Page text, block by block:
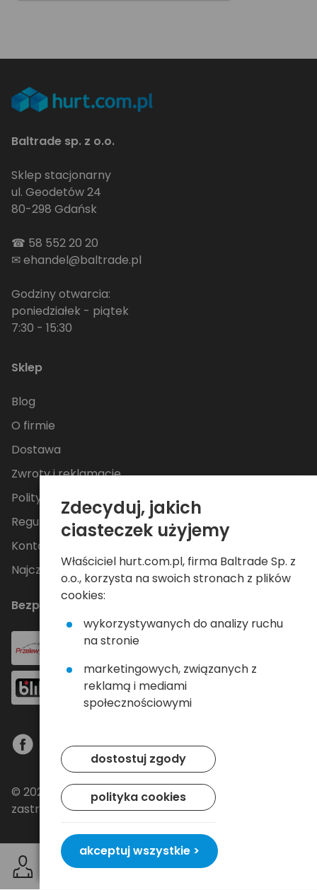
Baltrade sp. z o.o.
Sklep stacjonarny
ul. Geodetów 24
80-298 Gdańsk
☎ 58 552 20 20
✉ehandel@baltrade.pl
Godziny otwarcia:
poniedziałek - piątek
7:30 - 15:30
Sklep
Blog
O firmie
Dostawa
Zwroty i reklamacje
Polityka Prywatności
Regulamin
Kontakt
Najczęściej zadawane pytania
Bezpieczne płatności
© 2024 Baltrade sp. z o.o. - Wszelkie prawa
zastrzeżone.
Zdecyduj, jakich
ciasteczek użyjemy
Właściciel hurt.com.pl, firma Baltrade Sp. z
o.o., korzysta na swoich stronach z plików
cookies:
wykorzystywanych do analizy ruchu
na stronie
marketingowych, związanych z
reklamą i mediami
społecznościowymi
dostostuj zgody
polityka cookies
akceptuj wszystkie >